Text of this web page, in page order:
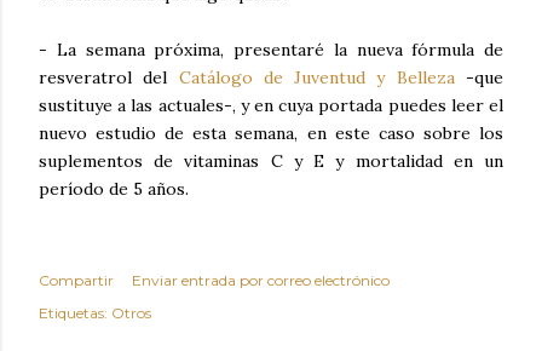
- La semana próxima, presentaré la nueva fórmula de
resveratrol del Catálogo de Juventud y Belleza-que
sustituye a las actuales-, y en cuya portada puedes leer el
nuevo estudio de esta semana, en este caso sobre los
suplementos de vitaminas C y E y mortalidad en un
período de 5 años.
Compartir
Enviar entrada por correo electrónico
Etiquetas: Otros